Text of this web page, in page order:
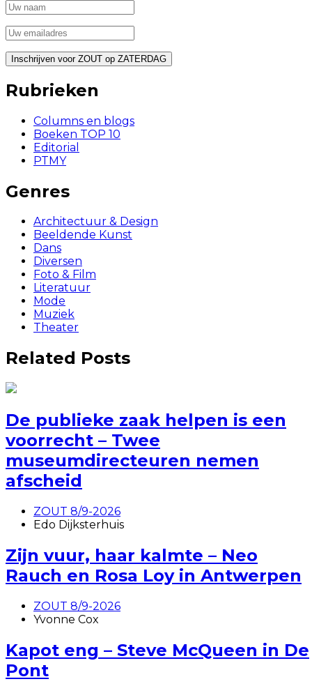
Rubrieken
Columns en blogs
Boeken TOP 10
Editorial
PTMY
Genres
Architectuur & Design
Beeldende Kunst
Dans
Diversen
Foto & Film
Literatuur
Mode
Muziek
Theater
Related Posts
De publieke zaak helpen is een
voorrecht – Twee
museumdirecteuren nemen
afscheid
ZOUT 8/9-2026
Edo Dijksterhuis
Zijn vuur, haar kalmte – Neo
Rauch en Rosa Loy in Antwerpen
ZOUT 8/9-2026
Yvonne Cox
Kapot eng – Steve McQueen in De
Pont